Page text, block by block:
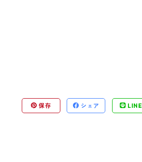
保存 シェア LINE